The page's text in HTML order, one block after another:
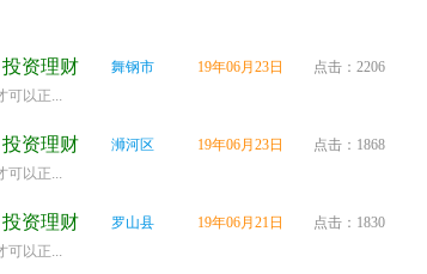
投资理财 舞钢市 19年06月23日
点击：2206
可以正...
投资理财 浉河区 19年06月23日
点击：1868
可以正...
投资理财 罗山县 19年06月21日
点击：1830
可以正...